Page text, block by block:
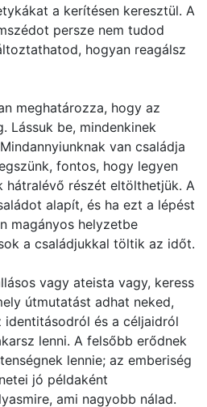
a kerítésen keresztül. A
persze nem tudod
hogyan reagálsz
meghatározza, hogy az
Lássuk be, mindenkinek
van családja
fontos, hogy legyen
hátralévő részét eltölthetjük. A
alapít, és ha ezt a lépést
magányos helyzetbe
a családjukkal töltik az időt.
vagy ateista vagy, keress
útmutatást adhat neked,
identitásodról és a céljaidról
lenni. A felsőbb erődnek
lennie; az emberiség
jó példaként
ami nagyobb nálad.